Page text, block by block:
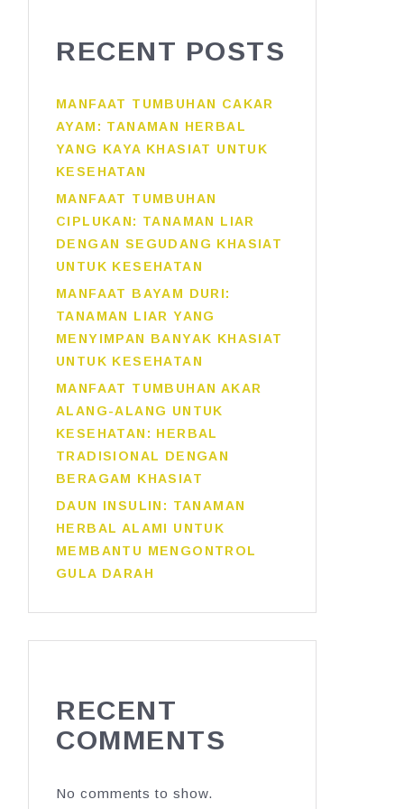
RECENT POSTS
MANFAAT TUMBUHAN CAKAR
AYAM: TANAMAN HERBAL
YANG KAYA KHASIAT UNTUK
KESEHATAN
MANFAAT TUMBUHAN
CIPLUKAN: TANAMAN LIAR
DENGAN SEGUDANG KHASIAT
UNTUK KESEHATAN
MANFAAT BAYAM DURI:
TANAMAN LIAR YANG
MENYIMPAN BANYAK KHASIAT
UNTUK KESEHATAN
MANFAAT TUMBUHAN AKAR
ALANG-ALANG UNTUK
KESEHATAN: HERBAL
TRADISIONAL DENGAN
BERAGAM KHASIAT
DAUN INSULIN: TANAMAN
HERBAL ALAMI UNTUK
MEMBANTU MENGONTROL
GULA DARAH
RECENT
COMMENTS
No comments to show.